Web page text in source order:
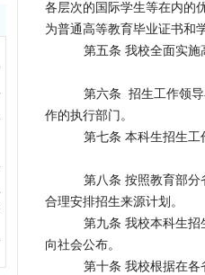
各层次的国际学生等在内的
为普通高等教育毕业证书和
第五条 我校全面实施
第六条 招生工作领
作的执行部门。
第七条 本科生招生
第八条 按照教育部
合理安排招生来源计划。
第九条 我校本科生
向社会公布。
第十条 我校根据在各